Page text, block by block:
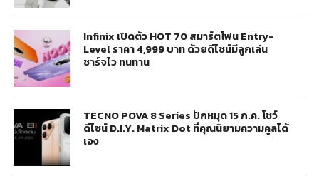
Infinix เปิดตัว HOT 70 สมาร์ตโฟน Entry-
Level ราคา 4,999 บาท ด้วยดีไซน์มีลูกเล่น
ชาร์จไว ทนทาน
TECNO POVA 8 Series ปักหมุด 15 ก.ค. โชว์
ดีไซน์ D.I.Y. Matrix Dot ที่คุณนิยามความคูลได้
เอง